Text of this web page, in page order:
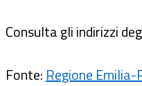
Consulta gli indirizzi
Fonte: Regione